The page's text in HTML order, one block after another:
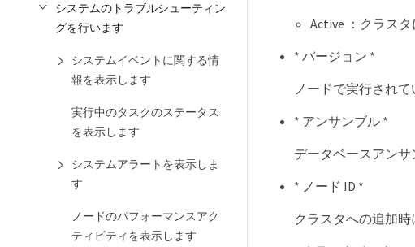
システムのトラブルシューティン
グを行います
システムイベントに関する情
報を表示します
実行中のタスクのステータス
を表示します
システムアラートを表示しま
す
ノードのパフォーマンスアク
ティビティを表示します
Active ：クラス
* バージョン *
ノードで実行され
* アンサンブル *
データベースアンサ
* ノード ID *
クラスタへの追加時